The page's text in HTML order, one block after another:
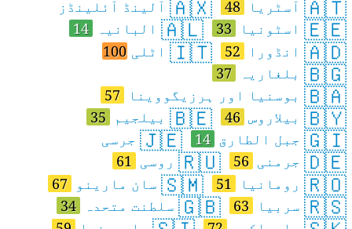
🇦🇹آسٹریا 48
🇦🇽آلینڈ آئلینڈز
🇪🇪اسٹونیا 33
🇦🇱البانیہ 14
🇦🇩انڈورا 52
🇮🇹اٹلی 100
🇧🇬بلغاریہ 37
🇧🇦بوسنیا اور ہرزیگووینا 57
🇧🇾بیلاروس 46
🇧🇪بیلجیم 35
🇬🇮جبل الطارق 14
🇯🇪جرسی
🇩🇪جرمنی 56
🇷🇺روسی 61
🇷🇴رومانیا 51
🇸🇲سان مارینو 67
🇷🇸سربیا 63
🇬🇧سلطنت متحدہ 34